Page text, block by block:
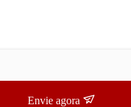
Envie agora